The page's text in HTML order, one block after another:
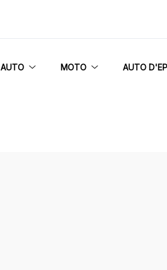
AUTO MOTO AUTO